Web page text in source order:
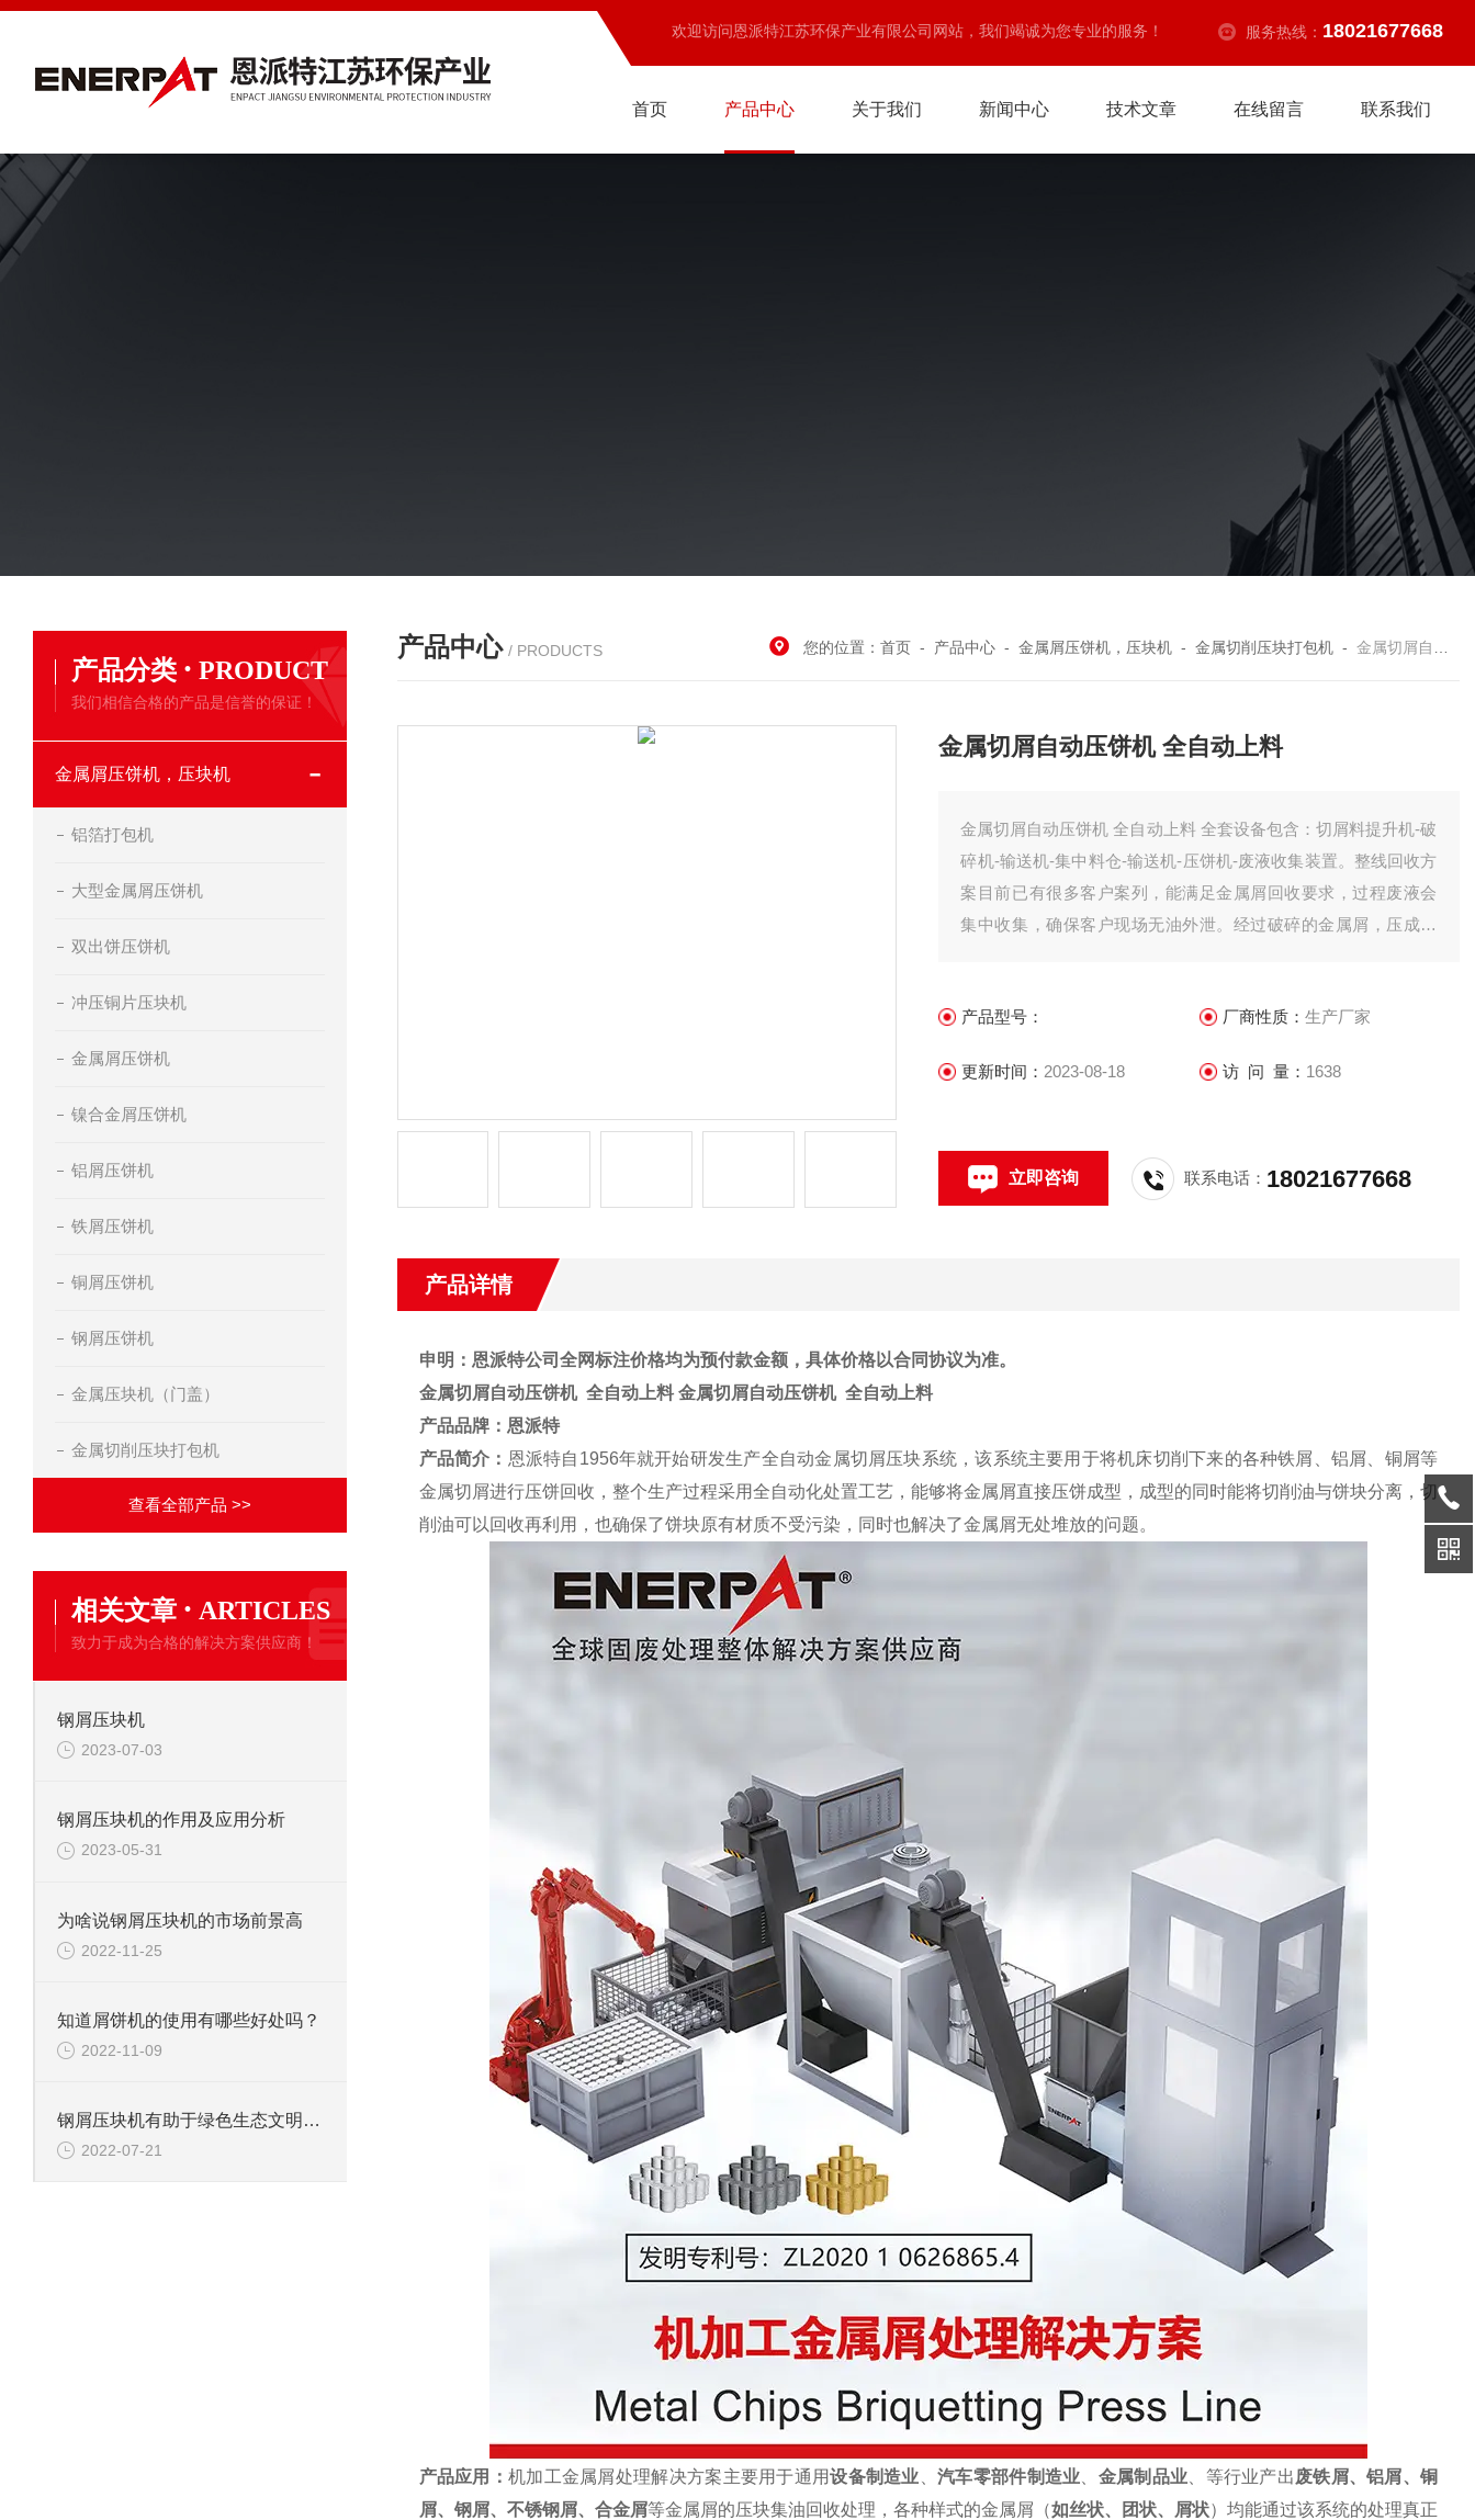
欢迎访问恩派特江苏环保产业有限公司网站，我们竭诚为您专业的服务！ 服务热线： 18021677668
首页 产品中心 关于我们 新闻中心 技术文章 在线留言 联系我们
产品分类 · PRODUCT
我们相信合格的产品是信誉的保证！
金属屑压饼机，压块机
铝箔打包机
大型金属屑压饼机
双出饼压饼机
冲压铜片压块机
金属屑压饼机
镍合金屑压饼机
铝屑压饼机
铁屑压饼机
铜屑压饼机
钢屑压饼机
金属压块机（门盖）
金属切削压块打包机
查看全部产品 >>
相关文章 · ARTICLES
致力于成为合格的解决方案供应商！
钢屑压块机
2023-07-03
钢屑压块机的作用及应用分析
2023-05-31
为啥说钢屑压块机的市场前景高
2022-11-25
知道屑饼机的使用有哪些好处吗？
2022-11-09
钢屑压块机有助于绿色生态文明的建设
2022-07-21
产品中心 / PRODUCTS 您的位置：首页 - 产品中心 -金属屑压饼机，压块机 -金属切削压块打包机 -金属切屑自动压饼机 全自动上料
金属切屑自动压饼机 全自动上料
金属切屑自动压饼机 全自动上料 全套设备包含：切屑料提升机-破
碎机-输送机-集中料仓-输送机-压饼机-废液收集装置。整线回收方
案目前已有很多客户案列，能满足金属屑回收要求，过程废液会
集中收集，确保客户现场无油外泄。经过破碎的金属屑，压成饼
产品型号： 厂商性质： 生产厂家
更新时间： 2023-08-18 访 问 量： 1638
立即咨询 联系电话： 18021677668
产品详情
申明：恩派特公司全网标注价格均为预付款金额，具体价格以合同协议为准。
金属切屑自动压饼机 全自动上料 金属切屑自动压饼机 全自动上料
产品品牌： 恩派特
产品简介： 恩派特自1956年就开始研发生产全自动金属切屑压块系统，该系统主要用于将机床切削下来的各种铁屑、铝屑、铜屑等
金属切屑进行压饼回收，整个生产过程采用全自动化处置工艺，能够将金属屑直接压饼成型，成型的同时能将切削油与饼块分离，切
削油可以回收再利用，也确保了饼块原有材质不受污染，同时也解决了金属屑无处堆放的问题。
产品应用： 机加工金属屑处理解决方案主要用于通用设备制造业 、汽车零部件制造业 金属制品业 、等行业产出 废铁屑、铝屑、铜
屑、 钢屑、不锈钢屑、合金屑等金属屑的压块集油回收处理，各种样式的金属屑（如丝状、团状、屑状）均能通过该系统的处理真正